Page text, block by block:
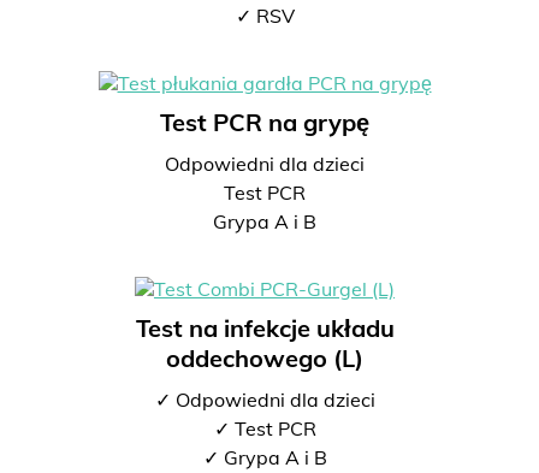
✓ RSV
Test PCR na grypę
Odpowiedni dla dzieci
Test PCR
Grypa A i B
Test na infekcje układu
oddechowego (L)
✓ Odpowiedni dla dzieci
✓ Test PCR
✓ Grypa A i B